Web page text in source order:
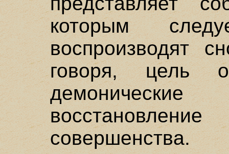
которым
воспроизводят
говоря, цель
совершенства.